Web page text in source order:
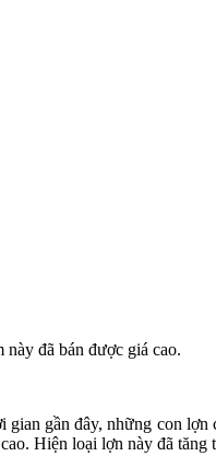
đã bán được giá cao.
gian gần đây, những con lợn
Hiện loại lợn này đã tăng